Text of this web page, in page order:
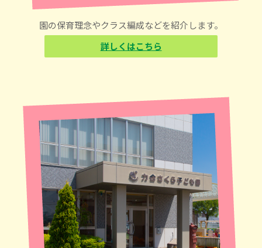
園の保育理念やクラス編成などを紹介します。
詳しくはこちら